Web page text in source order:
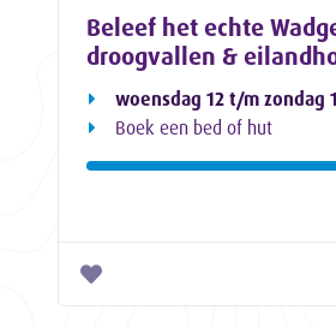
Beleef het echte
droogvallen &
woensdag 12 t/m zondag
Boek een bed of hut